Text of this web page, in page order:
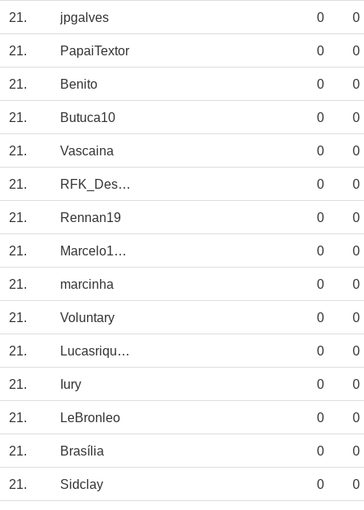
21. jpgalves 0 0
21. PapaiTextor 0 0
21. Benito 0 0
21. Butuca10 0 0
21. Vascaina 0 0
21. RFK_Design 0 0
21. Rennan19 0 0
21. Marcelo1667 0 0
21. marcinha 0 0
21. Voluntary 0 0
21. Lucasrique17 0 0
21. Iury 0 0
21. LeBronleo 0 0
21. Brasília 0 0
21. Sidclay 0 0